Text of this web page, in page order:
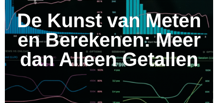
De Kunst van Meten
en Berekenen: Meer
dan Alleen Getallen